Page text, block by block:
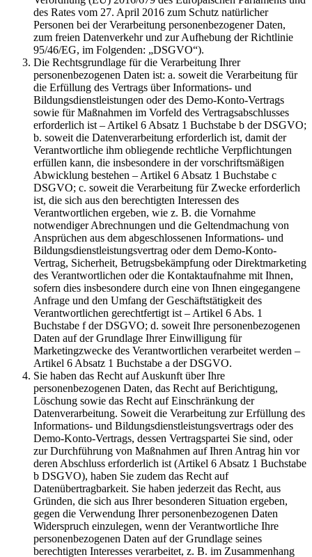
des Rates vom 27. April 2016 zum Schutz natürlicher
Personen bei der Verarbeitung personenbezogener Daten,
zum freien Datenverkehr und zur Aufhebung der Richtlinie
95/46/EG, im Folgenden: „DSGVO“).
Die Rechtsgrundlage für die Verarbeitung Ihrer
personenbezogenen Daten ist: a. soweit die Verarbeitung für
die Erfüllung des Vertrags über Informations- und
Bildungsdienstleistungen oder des Demo-Konto-Vertrags
sowie für Maßnahmen im Vorfeld des Vertragsabschlusses
erforderlich ist – Artikel 6 Absatz 1 Buchstabe b der DSGVO;
b. soweit die Datenverarbeitung erforderlich ist, damit der
Verantwortliche ihm obliegende rechtliche Verpflichtungen
erfüllen kann, die insbesondere in der vorschriftsmäßigen
Abwicklung bestehen – Artikel 6 Absatz 1 Buchstabe c
DSGVO; c. soweit die Verarbeitung für Zwecke erforderlich
ist, die sich aus den berechtigten Interessen des
Verantwortlichen ergeben, wie z. B. die Vornahme
notwendiger Abrechnungen und die Geltendmachung von
Ansprüchen aus dem abgeschlossenen Informations- und
Bildungsdienstleistungsvertrag oder dem Demo-Konto-
Vertrag, Sicherheit, Betrugsbekämpfung oder Direktmarketing
des Verantwortlichen oder die Kontaktaufnahme mit Ihnen,
sofern dies insbesondere durch eine von Ihnen eingegangene
Anfrage und den Umfang der Geschäftstätigkeit des
Verantwortlichen gerechtfertigt ist – Artikel 6 Abs. 1
Buchstabe f der DSGVO; d. soweit Ihre personenbezogenen
Daten auf der Grundlage Ihrer Einwilligung für
Marketingzwecke des Verantwortlichen verarbeitet werden –
Artikel 6 Absatz 1 Buchstabe a der DSGVO.
Sie haben das Recht auf Auskunft über Ihre
personenbezogenen Daten, das Recht auf Berichtigung,
Löschung sowie das Recht auf Einschränkung der
Datenverarbeitung. Soweit die Verarbeitung zur Erfüllung des
Informations- und Bildungsdienstleistungsvertrags oder des
Demo-Konto-Vertrags, dessen Vertragspartei Sie sind, oder
zur Durchführung von Maßnahmen auf Ihren Antrag hin vor
deren Abschluss erforderlich ist (Artikel 6 Absatz 1 Buchstabe
b DSGVO), haben Sie zudem das Recht auf
Datenübertragbarkeit. Sie haben jederzeit das Recht, aus
Gründen, die sich aus Ihrer besonderen Situation ergeben,
gegen die Verwendung Ihrer personenbezogenen Daten
Widerspruch einzulegen, wenn der Verantwortliche Ihre
personenbezogenen Daten auf der Grundlage seines
berechtigten Interesses verarbeitet, z. B. im Zusammenhang